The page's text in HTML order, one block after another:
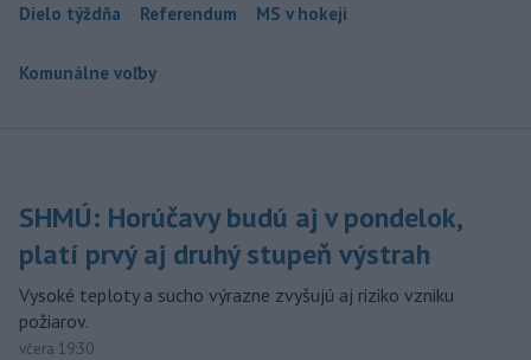
Dielo týždňa Referendum MS v hokeji
Komunálne voľby
SHMÚ: Horúčavy budú aj v pondelok,
platí prvý aj druhý stupeň výstrah
Vysoké teploty a sucho výrazne zvyšujú aj riziko vzniku
požiarov.
včera 19:30